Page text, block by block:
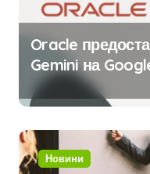
Oracle
Gemini на
клиенти на
приложения
Новини